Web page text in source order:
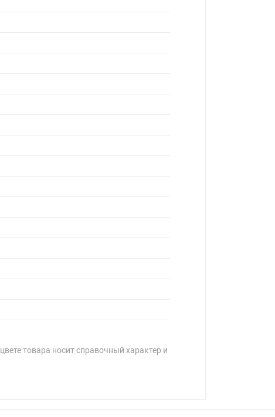
товара носит справочный характер и